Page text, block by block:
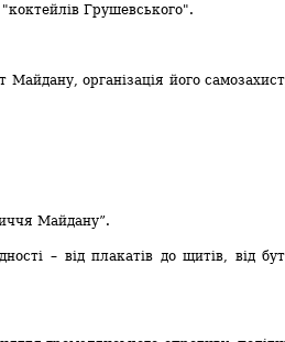
"коктейлів Грушевського".
організація його
Майдану”.
– від плакатів до щитів, від